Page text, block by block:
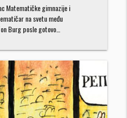
Matematičke gimnazije i
na svetu među
Burg posle gotovo…